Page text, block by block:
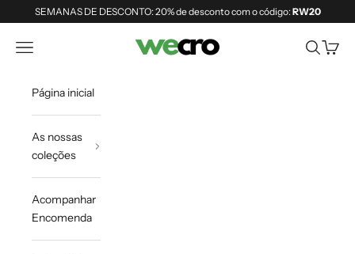
Saltar para o conteúdo
SEMANAS DE DESCONTO: 20% de desconto com o código:RW20
Shopwecro
Abrir menu de navegação AbrirAbrir
Página inicial
As nossas
coleções
Acompanhar
Encomenda